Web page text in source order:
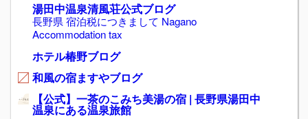
湯田中温泉清風荘公式ブログ
長野県 宿泊税につきまして Nagano
Accommodation tax
ホテル椿野ブログ
和風の宿ますやブログ
【公式】一茶のこみち美湯の宿 | 長野県湯田中
温泉にある温泉旅館